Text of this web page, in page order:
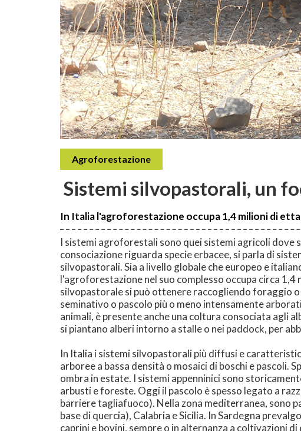
Agroforestazione
Sistemi silvopastorali, un
In Italia l'agroforestazione occupa 1,4 milioni di
I sistemi agroforestali sono quei sistemi agricoli dove
consociazione riguarda specie erbacee, si parla di
silvopastorali. Sia a livello globale che europeo e
l'agroforestazione nel suo complesso occupa circa
silvopastorale si può ottenere raccogliendo foraggio
seminativo o pascolo più o meno intensamente
animali, è presente anche una coltura consociata agli
si piantano alberi intorno a stalle o nei paddock, per
In Italia i sistemi silvopastorali più diffusi e
arboree a bassa densità o mosaici di boschi e pascoli.
ombra in estate. I sistemi appenninici sono
arbusti e foreste. Oggi il pascolo è spesso legato a
barriere tagliafuoco). Nella zona mediterranea, sono
base di quercia), Calabria e Sicilia. In Sardegna
caprini e bovini, sempre o in alternanza a coltivazioni